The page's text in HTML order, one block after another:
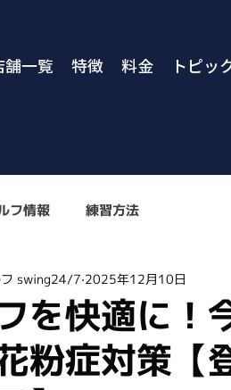
舗一覧 特徴 料金 トピッ
フ情報 練習方法
を快適に！
粉症対策【
フ swing24/7 2025年12月10日